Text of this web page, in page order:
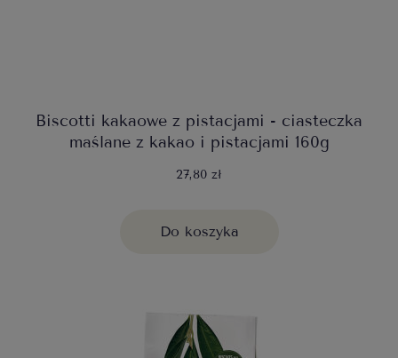
Biscotti kakaowe z pistacjami - ciasteczka
maślane z kakao i pistacjami 160g
27,80 zł
Do koszyka